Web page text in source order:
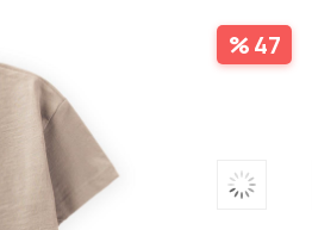
47